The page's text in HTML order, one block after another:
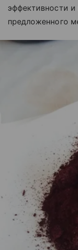
эффективности и
предложенного